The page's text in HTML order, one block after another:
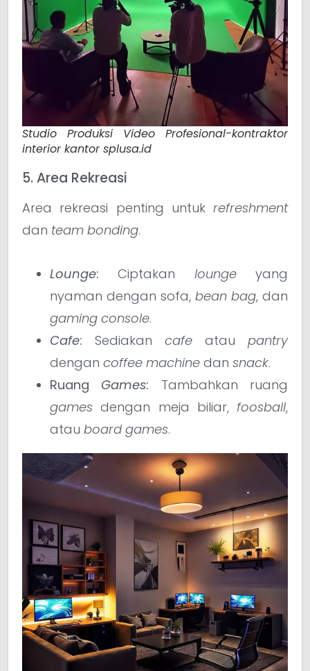
Studio Produksi Video Profesional-kontraktor
interior kantor splusa.id
5. Area Rekreasi
Area rekreasi penting untuk refreshment
dan team bonding.
Lounge: Ciptakan loungeyang
nyaman dengan sofa, bean bag, dan
gaming console.
Cafe: Sediakan cafe atau pantry
dengan coffee machine dan snack.
Ruang Games: Tambahkan ruang
games dengan meja biliar, foosball,
atau board games.